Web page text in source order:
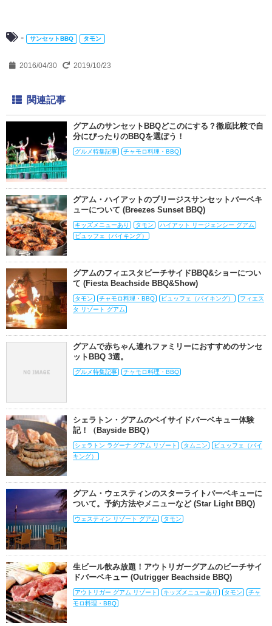
- サンセットBBQ タモン
2016/04/30 2019/10/23
関連記事
グアムのサンセットBBQどこのにする？徹底比較で自
分にぴったりのBBQを選ぼう！
グルメ特集記事 チャモロ料理・BBQ
グアム・ハイアットのブリージスサンセットバーベキ
ューについて (Breezes Sunset BBQ)
キッズメニューあり タモン
ハイアット リージェンシー グアム
ビュッフェ（バイキング）
グアムのフィエスタビーチサイドBBQ&ショーについ
て (Fiesta Beachside BBQ&Show)
タモン チャモロ料理・BBQ ビュッフェ（バイキング）
フィエス
タ リゾート グアム
グアムで赤ちゃん連れファミリーにおすすめのサンセ
ットBBQ 3選。
グルメ特集記事 チャモロ料理・BBQ
シェラトン・グアムのベイサイドバーベキュー体験
記！（Bayside BBQ）
シェラトン ラグーナ グアム リゾート タムニン
ビュッフェ（バイ
キング）
グアム・ウェスティンのスターライトバーベキューに
ついて。予約方法やメニューなど (Star Light BBQ)
ウェスティン リゾート グアム タモン
生ビール飲み放題！アウトリガーグアムのビーチサイ
ドバーベキュー (Outrigger Beachside BBQ)
アウトリガー グアム リゾート キッズメニューあり タモン
チャ
モロ料理・BBQ